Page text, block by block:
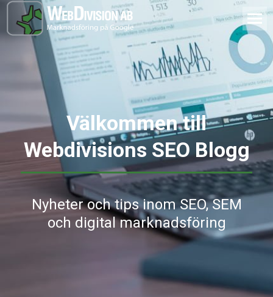
Välkommen till
Webdivisions SEO Blogg
Nyheter och tips inom SEO, SEM
och digital marknadsföring